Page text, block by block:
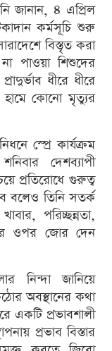
জানান, ৪ এপ্রিল
কর্মসূচি শুরু
বিস্তৃত করা
পাওয়া শিশুদের
ধীরে ধীরে
কোনো মৃত্যুর
স্প্রে কার্যক্রম
দেশব্যাপী
প্রতিরোধে গুরুত্ব
বলেও তিনি সতর্ক
পরিচ্ছন্নতা,
ওপর জোর দেন
নিন্দা জানিয়ে
কঠোর অবস্থানের কথা
একটি প্রভাবশালী
প্রভাব বিস্তার